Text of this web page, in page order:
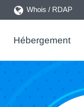
Whois / RDAP
Hébergement